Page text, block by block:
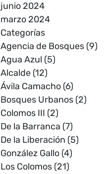
junio 2024
marzo 2024
Categorías
Agencia de Bosques (9)
Agua Azul (5)
Alcalde (12)
Ávila Camacho (6)
Bosques Urbanos (2)
Colomos III (2)
De la Barranca (7)
De la Liberación (5)
González Gallo (4)
Los Colomos (21)